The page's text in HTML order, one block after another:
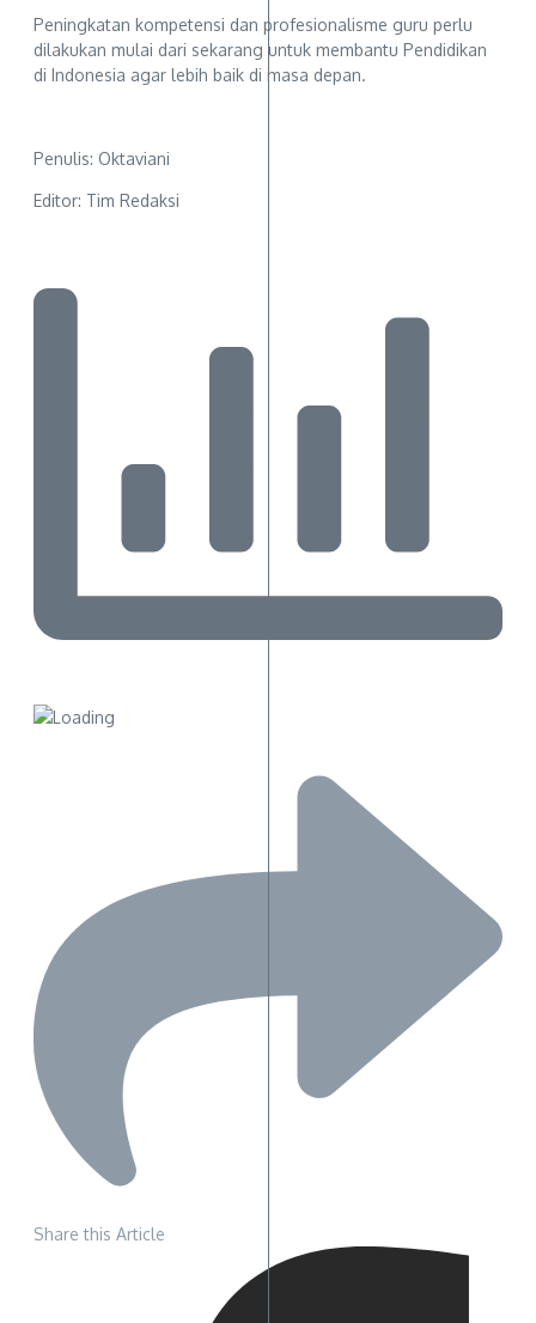
Peningkatan kompetensi dan profesionalisme guru perlu
dilakukan mulai dari sekarang untuk membantu Pendidikan
di Indonesia agar lebih baik di masa depan.
Penulis: Oktaviani
Editor: Tim Redaksi
Share this Article